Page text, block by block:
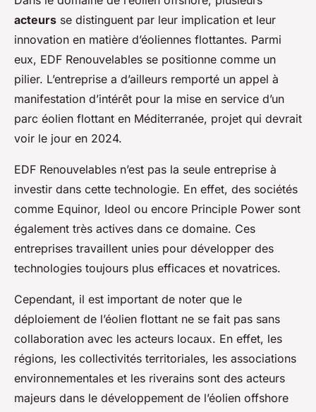
acteurs se distinguent par leur implication et leur
innovation en matière d’éoliennes flottantes. Parmi
eux, EDF Renouvelables se positionne comme un
pilier. L’entreprise a d’ailleurs remporté un appel à
manifestation d’intérêt pour la mise en service d’un
parc éolien flottant en Méditerranée, projet qui devrait
voir le jour en 2024.
EDF Renouvelables n’est pas la seule entreprise à
investir dans cette technologie. En effet, des sociétés
comme Equinor, Ideol ou encore Principle Power sont
également très actives dans ce domaine. Ces
entreprises travaillent unies pour développer des
technologies toujours plus efficaces et novatrices.
Cependant, il est important de noter que le
déploiement de l’éolien flottant ne se fait pas sans
collaboration avec les acteurs locaux. En effet, les
régions, les collectivités territoriales, les associations
environnementales et les riverains sont des acteurs
majeurs dans le développement de l’éolien offshore